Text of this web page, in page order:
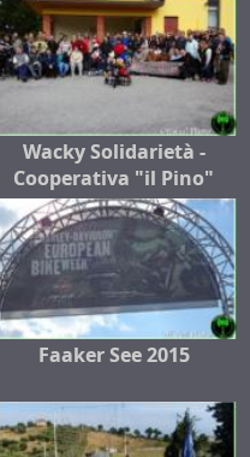
Wacky Solidarietà -
Cooperativa "il Pino"
Faaker See 2015